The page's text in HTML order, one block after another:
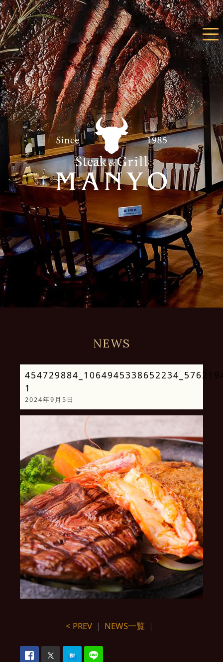
NEWS
1
2024年9月5日
< PREV ｜ NEWS一覧 ｜